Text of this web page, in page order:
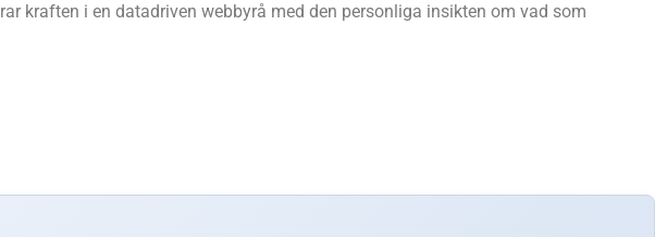
kraften i en datadriven webbyrå med den personliga insikten om vad som